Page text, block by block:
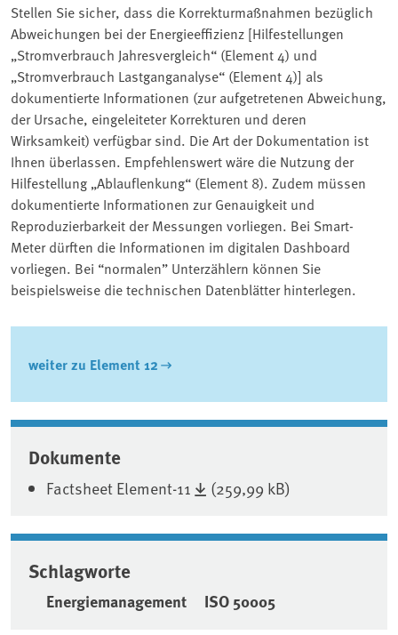
Stellen Sie sicher, dass die Korrekturmaßnahmen bezüglich
Abweichungen bei der Energieeffizienz [Hilfestellungen
„Stromverbrauch Jahresvergleich“ (Element 4) und
„Stromverbrauch Lastganganalyse“ (Element 4)] als
dokumentierte Informationen (zur aufgetretenen Abweichung,
der Ursache, eingeleiteter Korrekturen und deren
Wirksamkeit) verfügbar sind. Die Art der Dokumentation ist
Ihnen überlassen. Empfehlenswert wäre die Nutzung der
Hilfestellung „Ablauflenkung“ (Element 8). Zudem müssen
dokumentierte Informationen zur Genauigkeit und
Reproduzierbarkeit der Messungen vorliegen. Bei Smart-
Meter dürften die Informationen im digitalen Dashboard
vorliegen. Bei “normalen” Unterzählern können Sie
beispielsweise die technischen Datenblätter hinterlegen.
weiter zu Element 12
Associated content
Dokumente
Factsheet Element-11 (259,99 kB)
Schlagworte
Energiemanagement ISO 50005